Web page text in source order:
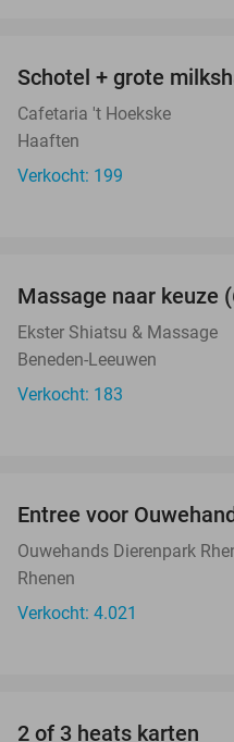
Schotel + grote
Cafetaria 't Hoekske
Haaften
Verkocht: 199
Massage naar keuze
Ekster Shiatsu & Massage
Beneden-Leeuwen
Verkocht: 183
Entree voor
Ouwehands Dierenpark
Rhenen
Verkocht: 4.021
2 of 3 heats karten